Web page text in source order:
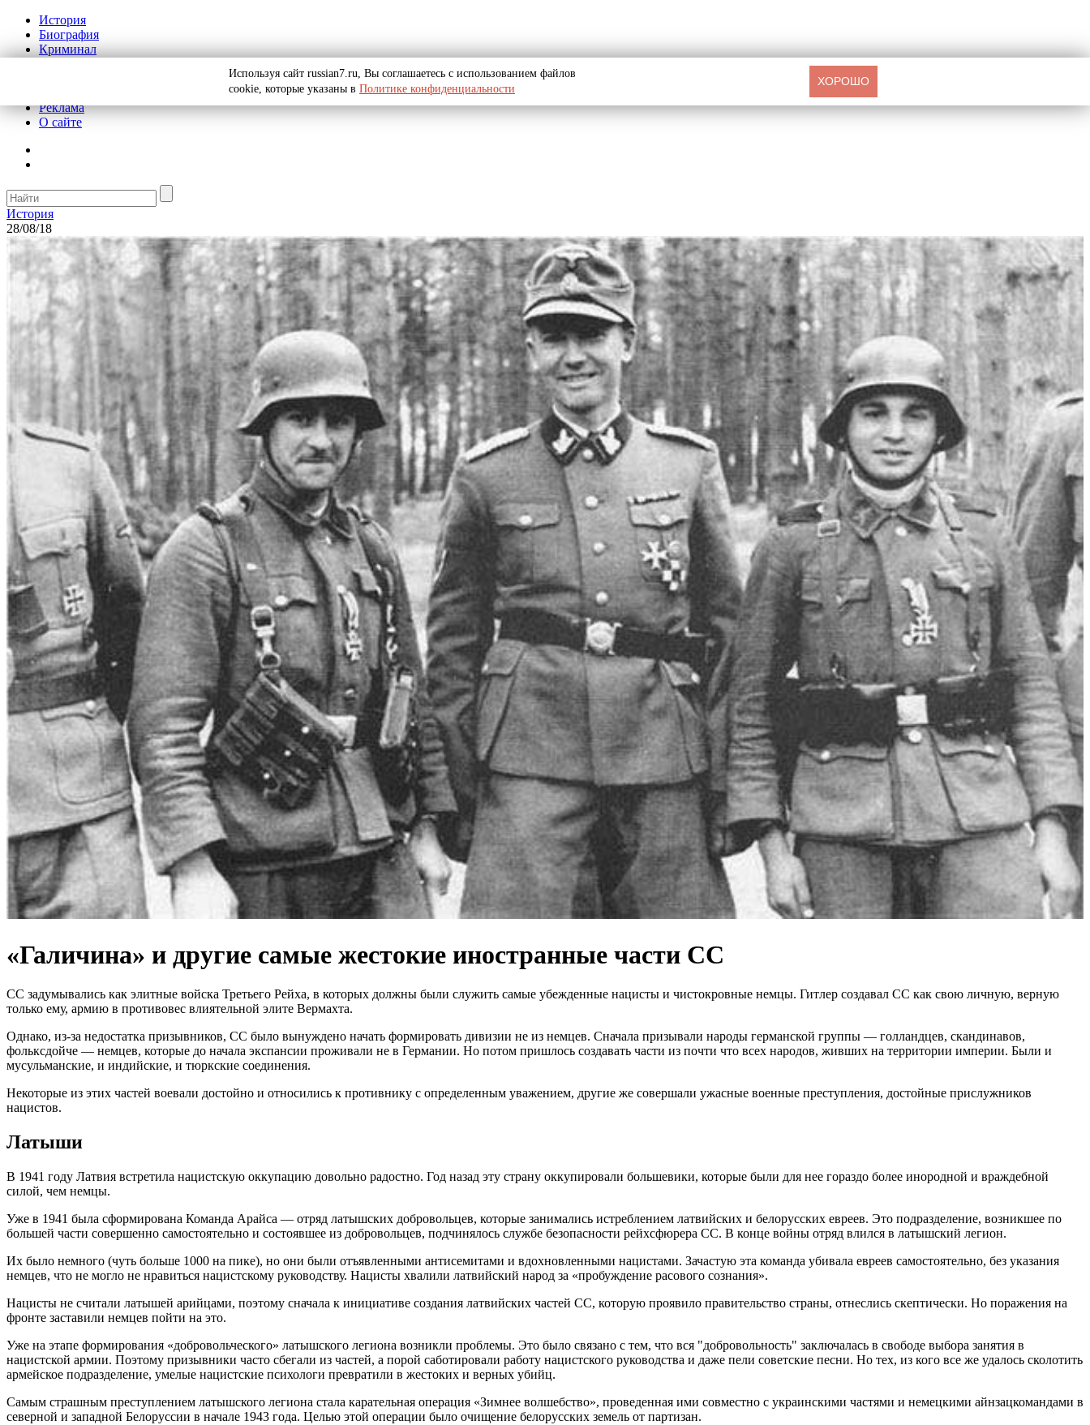
История
Биография
Криминал
Реклама
О сайте
История
28/08/18
«Галичина» и другие самые жестокие иностранные части СС
СС задумывались как элитные войска Третьего Рейха, в которых должны были служить самые убежденные нацисты и чистокровные немцы. Гитлер создавал СС как свою личную, верную
только ему, армию в противовес влиятельной элите Вермахта.
Однако, из-за недостатка призывников, СС было вынуждено начать формировать дивизии не из немцев. Сначала призывали народы германской группы — голландцев, скандинавов,
фольксдойче — немцев, которые до начала экспансии проживали не в Германии. Но потом пришлось создавать части из почти что всех народов, живших на территории империи. Были и
мусульманские, и индийские, и тюркские соединения.
Некоторые из этих частей воевали достойно и относились к противнику с определенным уважением, другие же совершали ужасные военные преступления, достойные прислужников
нацистов.
Латыши
В 1941 году Латвия встретила нацистскую оккупацию довольно радостно. Год назад эту страну оккупировали большевики, которые были для нее гораздо более инородной и враждебной
силой, чем немцы.
Уже в 1941 была сформирована Команда Арайса — отряд латышских добровольцев, которые занимались истреблением латвийских и белорусских евреев. Это подразделение, возникшее по
большей части совершенно самостоятельно и состоявшее из добровольцев, подчинялось службе безопасности рейхсфюрера СС. В конце войны отряд влился в латышский легион.
Их было немного (чуть больше 1000 на пике), но они были отъявленными антисемитами и вдохновленными нацистами. Зачастую эта команда убивала евреев самостоятельно, без указания
немцев, что не могло не нравиться нацистскому руководству. Нацисты хвалили латвийский народ за «пробуждение расового сознания».
Нацисты не считали латышей арийцами, поэтому сначала к инициативе создания латвийских частей СС, которую проявило правительство страны, отнеслись скептически. Но поражения на
фронте заставили немцев пойти на это.
Уже на этапе формирования «добровольческого» латышского легиона возникли проблемы. Это было связано с тем, что вся "добровольность" заключалась в свободе выбора занятия в
нацистской армии. Поэтому призывники часто сбегали из частей, а порой саботировали работу нацистского руководства и даже пели советские песни. Но тех, из кого все же удалось сколотить
армейское подразделение, умелые нацистские психологи превратили в жестоких и верных убийц.
Самым страшным преступлением латышского легиона стала карательная операция «Зимнее волшебство», проведенная ими совместно с украинскими частями и немецкими айнзацкомандами в
северной и западной Белоруссии в начале 1943 года. Целью этой операции было очищение белорусских земель от партизан.
Используя сайт russian7.ru, Вы соглашаетесь с использованием файлов
cookie, которые указаны в Политике конфиденциальности
ХОРОШО